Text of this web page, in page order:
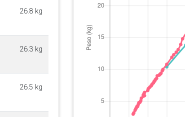
26.8 kg
26.3 kg
26.5 kg